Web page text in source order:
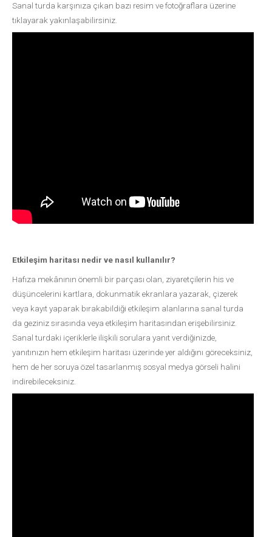
Sanal turda karşınıza çıkan bazı resim ve fotoğraflara üzerine
tıklayarak yakınlaşabilirsiniz.
Etkileşim haritası nedir ve nasıl kullanılır?
Hafıza mekânının önemli bir parçası olan, ziyaretçilerin his ve
düşüncelerini kartlara, dokunmatik ekranlara yazarak, çizerek
veya kayıt yaparak bırakabildiği etkileşim alanlarına sanal turda
da geziniz sırasında veya etkileşim haritasından erişebilirsiniz.
Sanal turdaki içeriklerle ilişkili sorulara yanıt verdiğinizde,
yanıtınızın hem etkileşim haritası üzerinde yer aldığını göreceksiniz,
hem de her soruya özel tasarlanmış sosyal medya görseli halini
indirebileceksiniz.